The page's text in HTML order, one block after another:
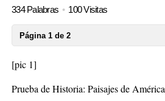
334 Palabras
100 Visitas
Página 1 de 2
[pic 1]
Prueba de Historia: Paisajes de América